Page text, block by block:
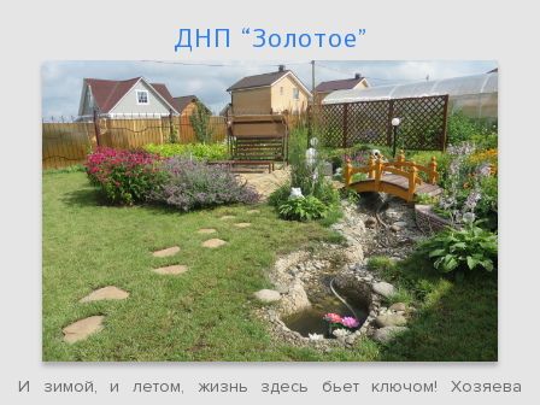
ДНП “Золотое”
И зимой, и летом, жизнь здесь бьет ключом! Хозяева